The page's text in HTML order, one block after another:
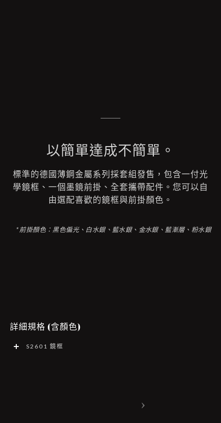
以簡單達成不簡單。
標準的德國薄鋼金屬系列採套組發售，包含一付光
學鏡框、一個墨鏡前掛、全套攜帶配件。您可以自
由選配喜歡的鏡框與前掛顏色。
* 前掛顏色：黑色偏光、白水銀、藍水銀、金水銀、藍漸層、粉水銀
詳細規格 (含顏色)
S2601 鏡框